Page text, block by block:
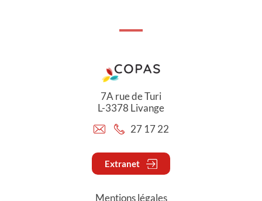
7A rue de Turi
L-3378 Livange
27 17 22
Extranet
Mentions légales